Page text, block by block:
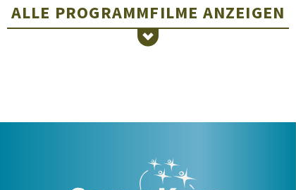
ALLE PROGRAMMFILME ANZEIGEN